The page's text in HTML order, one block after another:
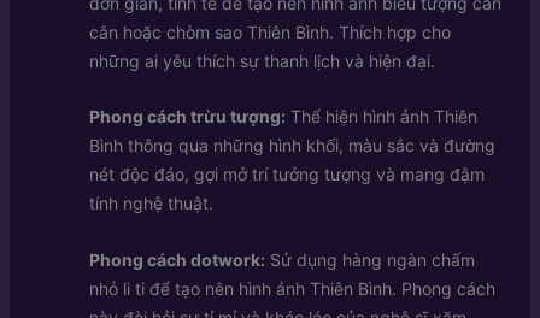
cân hoặc chòm sao Thiên Bình. Thích hợp cho
những ai yêu thích sự thanh lịch và hiện đại.
Phong cách trừu tượng: Thể hiện hình ảnh Thiên
Bình thông qua những hình khối, màu sắc và đường
nét độc đáo, gợi mở trí tưởng tượng và mang đậm
tính nghệ thuật.
Phong cách dotwork: Sử dụng hàng ngàn chấm
nhỏ li ti để tạo nên hình ảnh Thiên Bình. Phong cách